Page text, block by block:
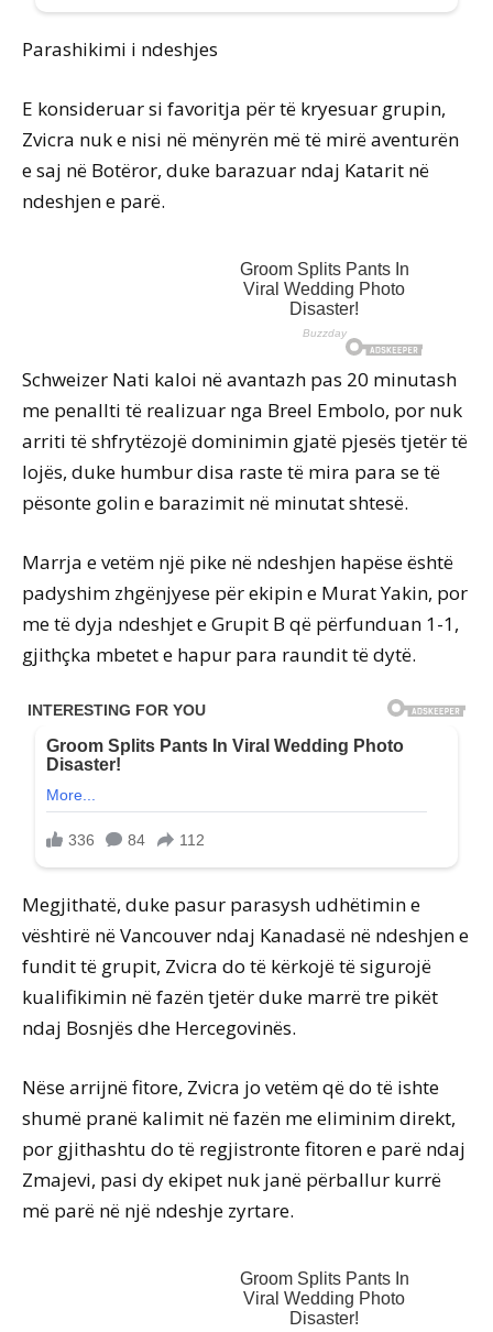
Parashikimi i ndeshjes
E konsideruar si favoritja për të kryesuar grupin,
Zvicra nuk e nisi në mënyrën më të mirë aventurën
e saj në Botëror, duke barazuar ndaj Katarit në
ndeshjen e parë.
Schweizer Nati kaloi në avantazh pas 20 minutash
me penallti të realizuar nga Breel Embolo, por nuk
arriti të shfrytëzojë dominimin gjatë pjesës tjetër të
lojës, duke humbur disa raste të mira para se të
pësonte golin e barazimit në minutat shtesë.
Marrja e vetëm një pike në ndeshjen hapëse është
padyshim zhgënjyese për ekipin e Murat Yakin, por
me të dyja ndeshjet e Grupit B që përfunduan 1-1,
gjithçka mbetet e hapur para raundit të dytë.
Megjithatë, duke pasur parasysh udhëtimin e
vështirë në Vancouver ndaj Kanadasë në ndeshjen e
fundit të grupit, Zvicra do të kërkojë të sigurojë
kualifikimin në fazën tjetër duke marrë tre pikët
ndaj Bosnjës dhe Hercegovinës.
Nëse arrijnë fitore, Zvicra jo vetëm që do të ishte
shumë pranë kalimit në fazën me eliminim direkt,
por gjithashtu do të regjistronte fitoren e parë ndaj
Zmajevi, pasi dy ekipet nuk janë përballur kurrë
më parë në një ndeshje zyrtare.